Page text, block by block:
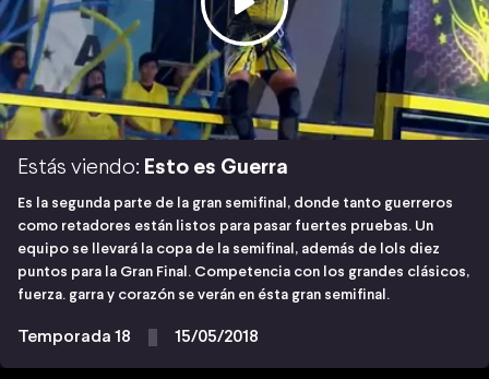
Estás viendo: Esto es Guerra
Es la segunda parte de la gran semifinal, donde tanto guerreros
como retadores están listos para pasar fuertes pruebas. Un
equipo se llevará la copa de la semifinal, además de lols diez
puntos para la Gran Final. Competencia con los grandes clásicos,
fuerza. garra y corazón se verán en ésta gran semifinal.
Temporada 18 15/05/2018